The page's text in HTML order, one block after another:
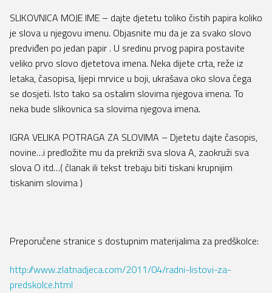
SLIKOVNICA MOJE IME – dajte djetetu toliko čistih papira koliko
je slova u njegovu imenu. Objasnite mu da je za svako slovo
predviđen po jedan papir . U sredinu prvog papira postavite
veliko prvo slovo djetetova imena. Neka dijete crta, reže iz
letaka, časopisa, lijepi mrvice u boji, ukrašava oko slova čega
se dosjeti. Isto tako sa ostalim slovima njegova imena. To
neka bude slikovnica sa slovima njegova imena.
IGRA VELIKA POTRAGA ZA SLOVIMA – Djetetu dajte časopis,
novine…i predložite mu da prekriži sva slova A, zaokruži sva
slova O itd…( članak ili tekst trebaju biti tiskani krupnijim
tiskanim slovima )
Preporučene stranice s dostupnim materijalima za predškolce:
http://www.zlatnadjeca.com/2011/04/radni-listovi-za-
predskolce.html